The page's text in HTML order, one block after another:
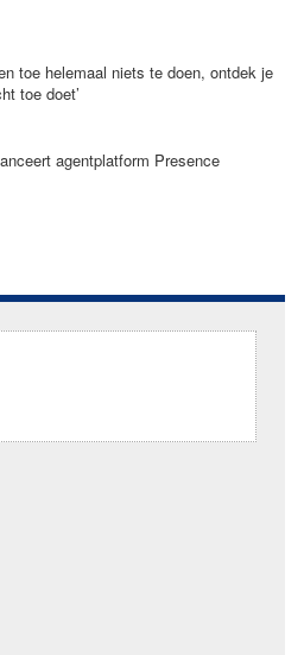
toe helemaal niets te doen, ontdek je
toe doet’
agentplatform Presence